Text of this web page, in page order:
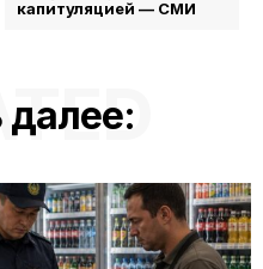
капитуляцией — СМИ
далее: